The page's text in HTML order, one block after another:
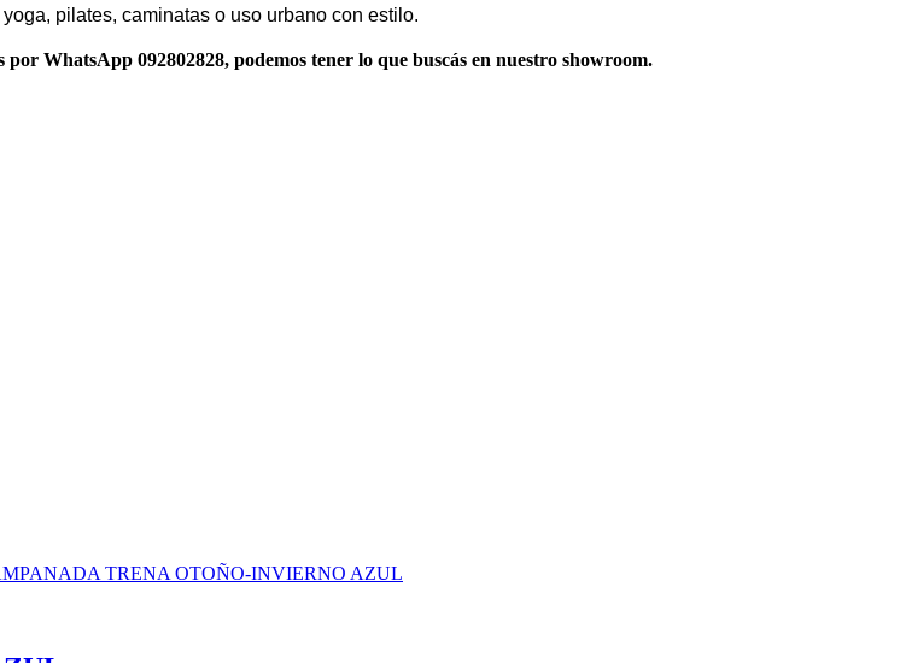
pilates, caminatas o uso urbano con estilo.
WhatsApp 092802828, podemos tener lo que buscás en nuestro showroom.